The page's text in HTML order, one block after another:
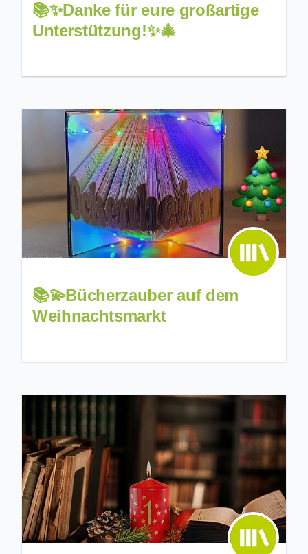
📚✨Danke für eure großartige
Unterstützung!✨🎄
📚💫Bücherzauber auf dem
Weihnachtsmarkt